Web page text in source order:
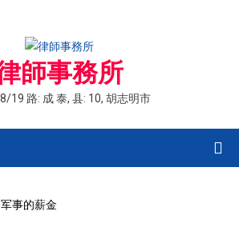
師事務所
19 路: 成 泰, 县: 10, 胡志明市
事的薪金